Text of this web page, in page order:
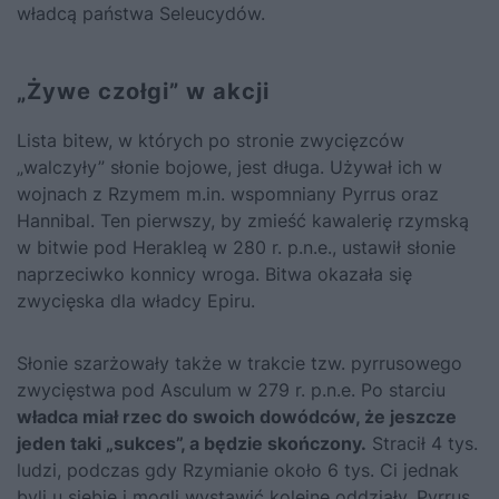
władcą państwa Seleucydów.
„Żywe czołgi” w akcji
Lista bitew, w których po stronie zwycięzców
„walczyły” słonie bojowe, jest długa. Używał ich w
wojnach z Rzymem m.in. wspomniany Pyrrus oraz
Hannibal. Ten pierwszy, by zmieść kawalerię rzymską
w bitwie pod Herakleą w 280 r. p.n.e., ustawił słonie
naprzeciwko konnicy wroga. Bitwa okazała się
zwycięska dla władcy Epiru.
Słonie szarżowały także w trakcie tzw. pyrrusowego
zwycięstwa pod Asculum w 279 r. p.n.e. Po starciu
władca miał rzec do swoich dowódców, że jeszcze
jeden taki „sukces”, a będzie skończony. Stracił 4 tys.
ludzi, podczas gdy Rzymianie około 6 tys. Ci jednak